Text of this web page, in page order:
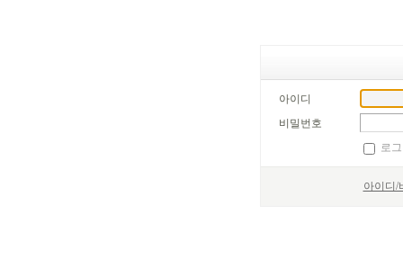
아이디
비밀번호
로
아이디/